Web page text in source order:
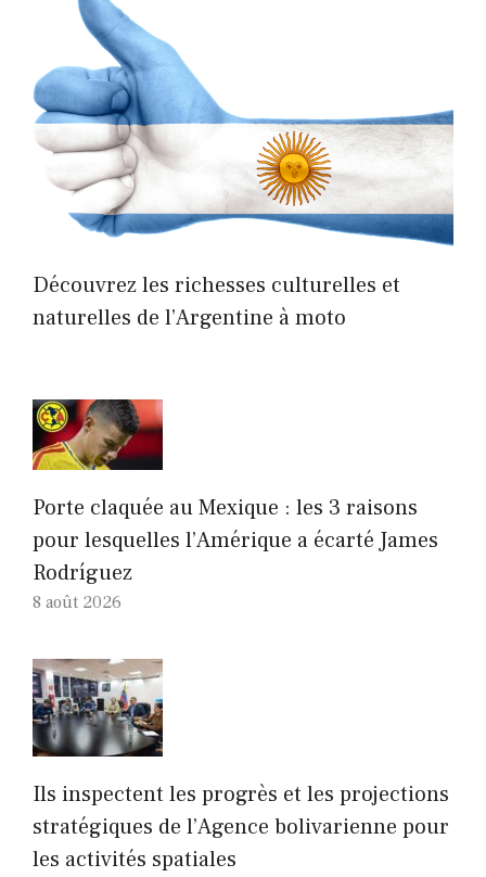
Découvrez les richesses culturelles et
naturelles de l’Argentine à moto
Porte claquée au Mexique : les 3 raisons
pour lesquelles l’Amérique a écarté James
Rodríguez
8 août 2026
Ils inspectent les progrès et les projections
stratégiques de l’Agence bolivarienne pour
les activités spatiales